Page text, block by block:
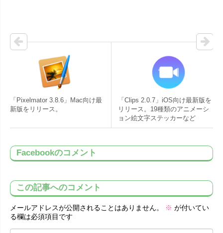
「Pixelmator 3.8.6」Mac向け最
新版をリリース。
「Clips 2.0.7」iOS向け最新版を
リリース。19種類のアニメーシ
ョン絵文字ステッカーなど
Facebookのコメント
この記事へのコメント
メールアドレスが公開されることはありません。 ※ が付いてい
る欄は必須項目です